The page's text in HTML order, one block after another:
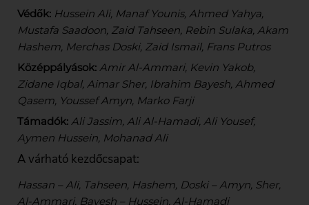
Védők: Hussein Ali, Manaf Younis, Ahmed Yahya,
Mustafa Saadoon, Zaid Tahseen, Rebin Sulaka, Akam
Hashem, Merchas Doski, Zaid Ismail, Frans Putros
Középpályások: Amir Al-Ammari, Kevin Yakob,
Zidane Iqbal, Aimar Sher, Ibrahim Bayesh, Ahmed
Qasem, Youssef Amyn, Marko Farji
Támadók: Ali Jassim, Ali Al-Hamadi, Ali Yousef,
Aymen Hussein, Mohanad Ali
A várható kezdőcsapat:
Hassan – Ali, Tahseen, Hashem, Doski – Amyn, Sher,
Al-Ammari, Bayesh – Hussein, Al-Hamadi